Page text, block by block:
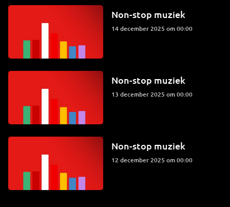
Non-stop muziek
14 december 2025 om 00:00
Non-stop muziek
13 december 2025 om 00:00
Non-stop muziek
12 december 2025 om 00:00